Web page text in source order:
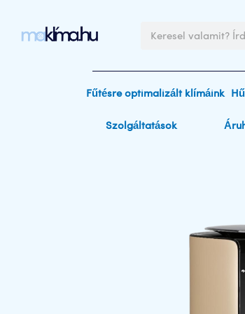
content
Fűtésre optimalizált klímáink
Szolgáltatások